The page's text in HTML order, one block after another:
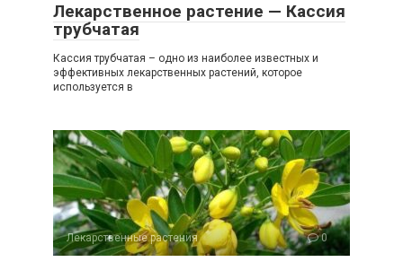
Лекарственное растение — Кассия
трубчатая
Кассия трубчатая – одно из наиболее известных и
эффективных лекарственных растений, которое
используется в
Лекарственные растения 0